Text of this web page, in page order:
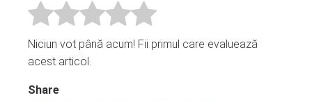
Niciun vot până acum! Fii primul care evaluează
acest articol.
Share